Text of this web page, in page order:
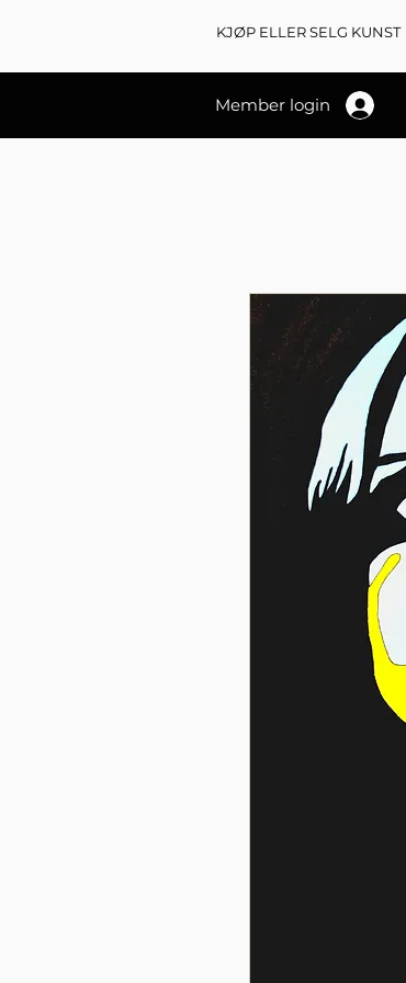
KJØP ELLER SELG KUNST
Member login